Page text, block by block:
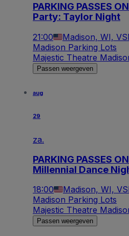
PARKING PASSES
Party: Taylor Night
21:00 Madison, WI, VS
Madison Parking Lots
Majestic Theatre
Passen weergeven
aug
29
za.
PARKING PASSES
Millennial Dance
18:00 Madison, WI, VS
Madison Parking Lots
Majestic Theatre
Passen weergeven